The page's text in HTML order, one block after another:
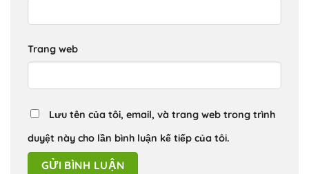
Trang web
Lưu tên của tôi, email, và trang web trong trình
duyệt này cho lần bình luận kế tiếp của tôi.